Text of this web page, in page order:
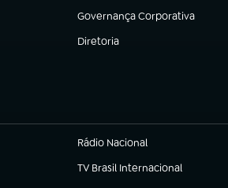
Governança Corporativa
(abre em nova aba)
Diretoria
(abre em nova aba)
Rádio Nacional
TV Brasil Internacional
(abre em nova aba)